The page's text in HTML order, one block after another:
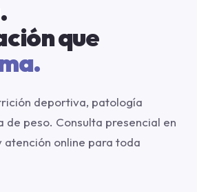
que
deportiva, patología
de peso. Consulta presencial en
atención online para toda